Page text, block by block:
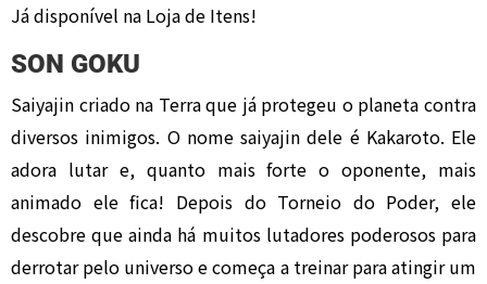
Já disponível na Loja de Itens!
SON GOKU
Saiyajin criado na Terra que já protegeu o planeta contra
diversos inimigos. O nome saiyajin dele é Kakaroto. Ele
adora lutar e, quanto mais forte o oponente, mais
animado ele fica! Depois do Torneio do Poder, ele
descobre que ainda há muitos lutadores poderosos para
derrotar pelo universo e começa a treinar para atingir um